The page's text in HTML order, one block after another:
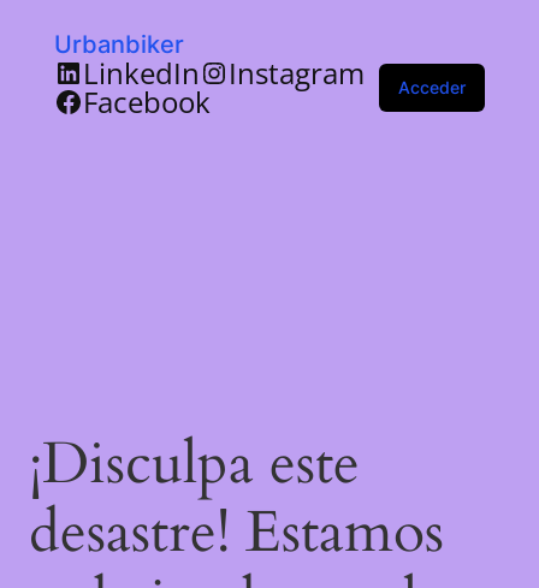
Urbanbiker
LinkedIn Instagram
Facebook Acceder
¡Disculpa este
desastre! Estamos